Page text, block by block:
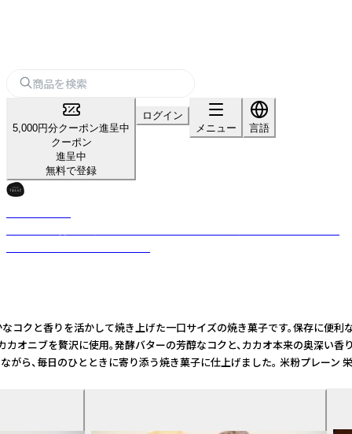
5,000円分クーポン進呈中
クーポン
進呈中
無料で登録
ログイン
メニュー
言語
と香りを活かして焼き上げた一口サイズの焼き菓子です。保存に
ブを贅沢に使用。発酵バターの芳醇なコクと、カカオ本来の奥
ら、毎日のひとときに寄り添う焼き菓子に仕上げました。 米粉